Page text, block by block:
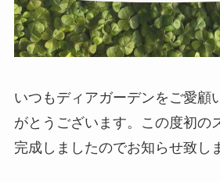
いつもディアガーデンをご愛顧
がとうございます。この度初の
完成しましたのでお知らせ致し